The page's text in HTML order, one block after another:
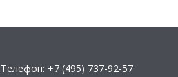
Телефон: +7 (495) 737-92-57